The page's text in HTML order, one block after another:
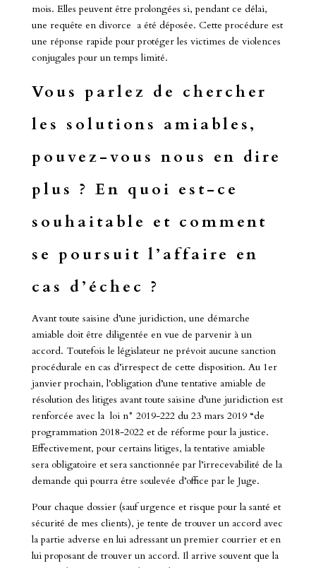
mois. Elles peuvent être prolongées si, pendant ce délai,
une requête en divorce a été déposée. Cette procédure est
une réponse rapide pour protéger les victimes de violences
conjugales pour un temps limité.
Vous parlez de chercher
les solutions amiables,
pouvez-vous nous en dire
plus ? En quoi est-ce
souhaitable et comment
se poursuit l’affaire en
cas d’échec ?
Avant toute saisine d’une juridiction, une démarche
amiable doit être diligentée en vue de parvenir à un
accord. Toutefois le législateur ne prévoit aucune sanction
procédurale en cas d’irrespect de cette disposition. Au 1er
janvier prochain, l’obligation d’une tentative amiable de
résolution des litiges avant toute saisine d’une juridiction est
renforcée avec la loi n° 2019-222 du 23 mars 2019 “de
programmation 2018-2022 et de réforme pour la justice.
Effectivement, pour certains litiges, la tentative amiable
sera obligatoire et sera sanctionnée par l’irrecevabilité de la
demande qui pourra être soulevée d’office par le Juge.
Pour chaque dossier (sauf urgence et risque pour la santé et
sécurité de mes clients), je tente de trouver un accord avec
la partie adverse en lui adressant un premier courrier et en
lui proposant de trouver un accord. Il arrive souvent que la